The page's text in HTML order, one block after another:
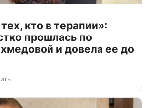
кто в терапии»:
прошлась по
и довела ее до